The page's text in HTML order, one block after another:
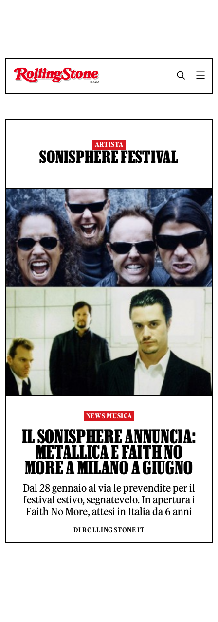
ARTISTA
SONISPHERE FESTIVAL
NEWS MUSICA
IL SONISPHERE ANNUNCIA:
METALLICA E FAITH NO
MORE A MILANO A GIUGNO
Dal 28 gennaio al via le prevendite per il
festival estivo, segnatevelo. In apertura i
Faith No More, attesi in Italia da 6 anni
DI ROLLING STONE IT